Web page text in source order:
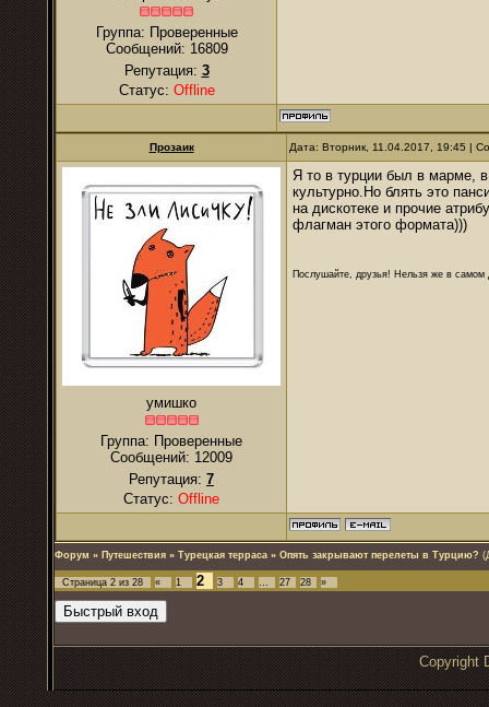
Группа: Проверенные
Сообщений: 16809
Репутация: 3
Статус: Offline
Прозаик Дата: Вторник, 11.04.2017, 19:45 |
умишко
Группа: Проверенные
Сообщений: 12009
Репутация: 7
Статус: Offline
Я то в турции был в марме,
культурно.Но блять это
на дискотеке и прочие
флагман этого формата)))
Послушайте, друзья! Нельзя же в самом
Форум » Путешествия » Турецкая терраса » Опять закрывают перелеты в Турцию?
Страница 2 из 28 « 1 2 3 4 … 27 28 »
Copyright